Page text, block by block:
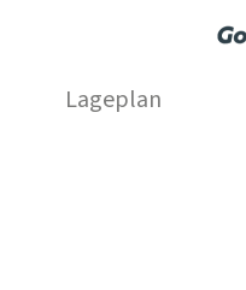
Lageplan